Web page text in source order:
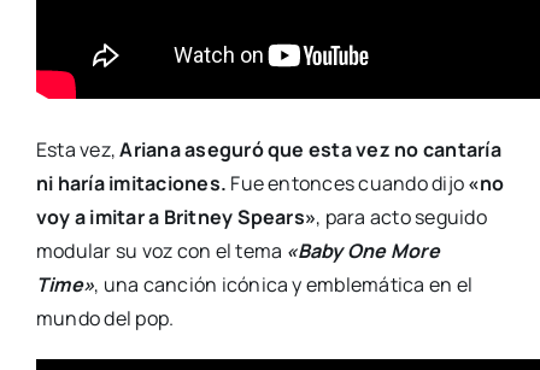
Esta vez,Ariana aseguró que esta vez no cantaría
ni haría imitaciones. Fue entonces cuando dijo«no
voy a imitar a Britney Spears», para acto seguido
modular su voz con el tema «Baby One More
Time», una canción icónica y emblemática en el
mundo del pop.